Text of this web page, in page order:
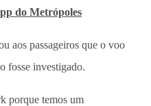
do Metrópoles
aos passageiros que o voo
fosse investigado.
porque temos um